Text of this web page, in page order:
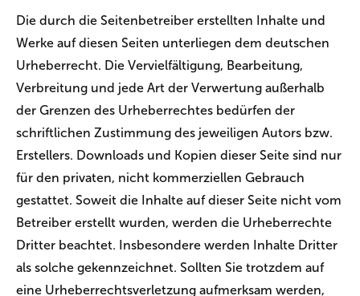
Die durch die Seitenbetreiber erstellten Inhalte und
Werke auf diesen Seiten unterliegen dem deutschen
Urheberrecht. Die Vervielfältigung, Bearbeitung,
Verbreitung und jede Art der Verwertung außerhalb
der Grenzen des Urheberrechtes bedürfen der
schriftlichen Zustimmung des jeweiligen Autors bzw.
Erstellers. Downloads und Kopien dieser Seite sind nur
für den privaten, nicht kommerziellen Gebrauch
gestattet. Soweit die Inhalte auf dieser Seite nicht vom
Betreiber erstellt wurden, werden die Urheberrechte
Dritter beachtet. Insbesondere werden Inhalte Dritter
als solche gekennzeichnet. Sollten Sie trotzdem auf
eine Urheberrechtsverletzung aufmerksam werden,